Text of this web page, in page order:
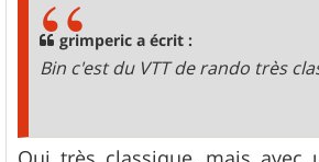
grimperic a écrit :
Bin c'est du VTT de rando très